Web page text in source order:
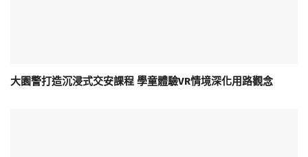
大園警打造沉浸式交安課程 學童體驗VR情境深化用路觀念